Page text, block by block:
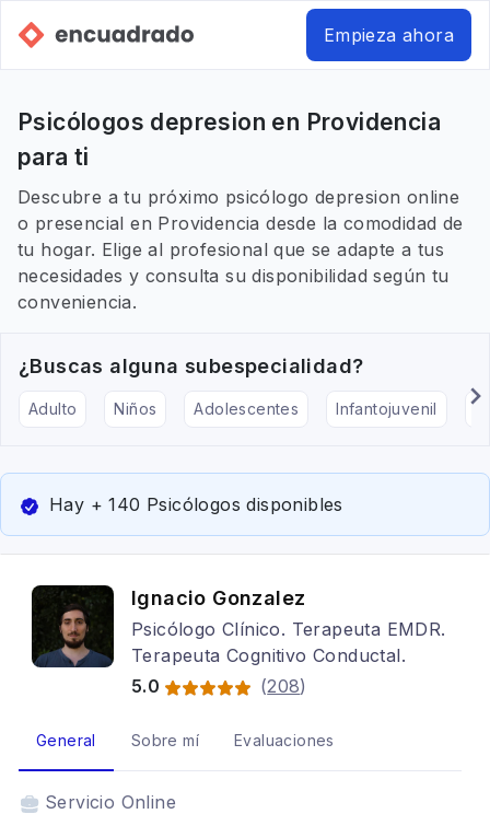
Empieza ahora
Psicólogos depresion en Providencia
para ti
Descubre a tu próximo psicólogo depresion online
o presencial en Providencia desde la comodidad de
tu hogar. Elige al profesional que se adapte a tus
necesidades y consulta su disponibilidad según tu
conveniencia.
¿Buscas alguna subespecialidad?
Adulto Niños Adolescentes Infantojuvenil
Hay + 140 Psicólogos disponibles
Ignacio Gonzalez
Psicólogo Clínico. Terapeuta EMDR.
Terapeuta Cognitivo Conductal.
5.0
(208)
General Sobre mí Evaluaciones
Servicio Online